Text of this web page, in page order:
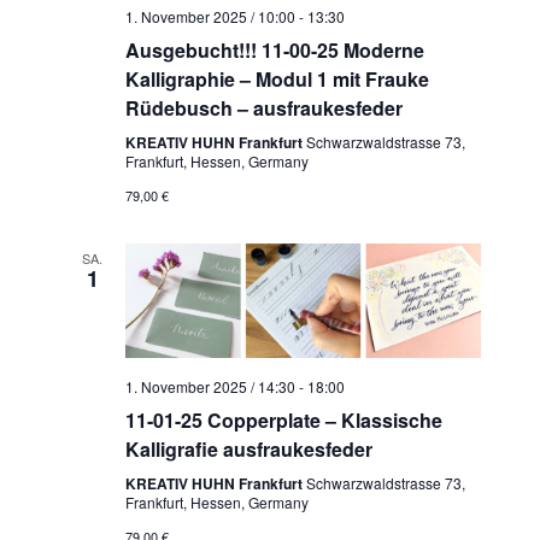
l
t
u
n
n
S
u
c
e
n
g
i
c
h
t
a
1. November 2025 / 10:00 - 13:30
Ausgebucht!!! 11-00-25 Moderne
Kalligraphie – Modul 1 mit Frauke
Rüdebusch – ausfraukesfeder
KREATIV HUHN FrankfurtSchwarzwaldstrasse 73,
Frankfurt, Hessen, Germany
79,00 €
SA.
1
1. November 2025 / 14:30 - 18:00
11-01-25 Copperplate – Klassische
Kalligrafie ausfraukesfeder
KREATIV HUHN FrankfurtSchwarzwaldstrasse 73,
Frankfurt, Hessen, Germany